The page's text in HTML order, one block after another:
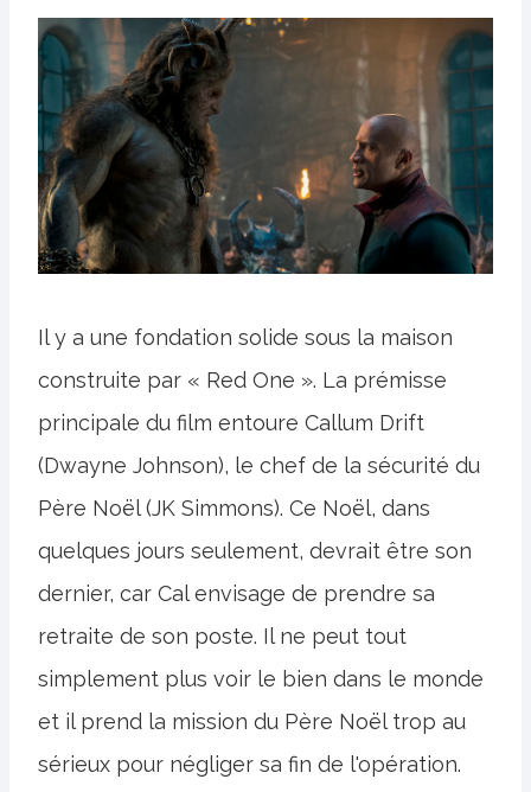
Il y a une fondation solide sous la maison
construite par « Red One ». La prémisse
principale du film entoure Callum Drift
(Dwayne Johnson), le chef de la sécurité du
Père Noël (JK Simmons). Ce Noël, dans
quelques jours seulement, devrait être son
dernier, car Cal envisage de prendre sa
retraite de son poste. Il ne peut tout
simplement plus voir le bien dans le monde
et il prend la mission du Père Noël trop au
sérieux pour négliger sa fin de l'opération.